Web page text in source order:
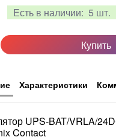
Есть в наличии: 5 шт.
Купить
Характеристики
UPS-BAT/VRLA/
Contact